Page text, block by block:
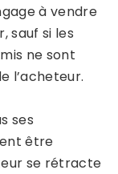
à vendre
sauf si les
ne sont
l’acheteur.
ses
être
se rétracte